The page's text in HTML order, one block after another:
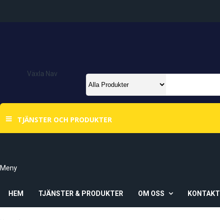
Växla Nav
TJÄNSTER OCH PRODUKTER
Meny
HEM TJÄNSTER & PRODUKTER OM OSS KONTAKT